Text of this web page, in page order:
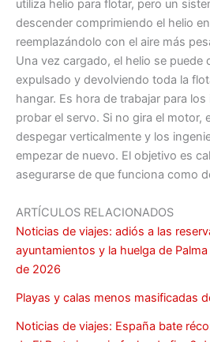
utiliza helio para flotar, pero un
descender comprimiendo el helio
reemplazándolo con el aire más
Una vez cargado, el helio se puede
expulsado y devolviendo toda la
hangar. Es hora de trabajar para
probar el servo. Si no gira el motor,
despegar verticalmente y los
empezar de nuevo. El objetivo es
asegurarse de que funciona como
ARTÍCULOS RELACIONADOS
Noticias de viajes: adiós a las
ayuntamientos y la huelga de
de 2026
Playas y calas menos masificadas
Noticias de viajes: España bate